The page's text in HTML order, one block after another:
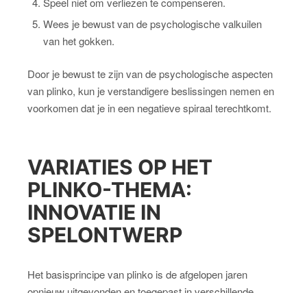
Wees je bewust van de psychologische valkuilen
van het gokken.
Door je bewust te zijn van de psychologische aspecten
van plinko, kun je verstandigere beslissingen nemen en
voorkomen dat je in een negatieve spiraal terechtkomt.
VARIATIES OP HET
PLINKO-THEMA:
INNOVATIE IN
SPELONTWERP
Het basisprincipe van plinko is de afgelopen jaren